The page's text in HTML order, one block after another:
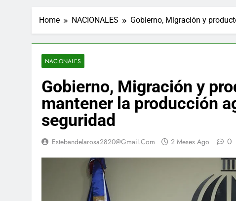
Home NACIONALES Gobierno, Migración y
NACIONALES
Gobierno, Migración y
mantener la producción
seguridad
Estebandelarosa2820@gmail.com 2 Meses Ago 0